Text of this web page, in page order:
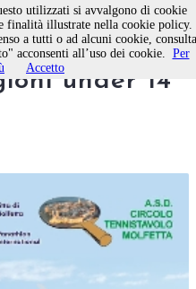
via la 32°
under 14
utilizzati si avvalgono di cookie
finalità illustrate nella cookie policy.
a tutti o ad alcuni cookie, consulta
acconsenti all’uso dei cookie. Per
Accetto